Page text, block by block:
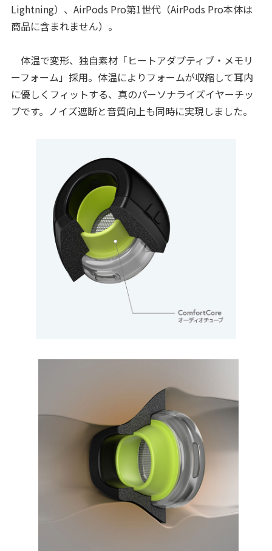
Lightning）、AirPods Pro第1世代（AirPods Pro本体は
商品に含まれません）。
体温で変形、独自素材「ヒートアダプティブ・メモリ
ーフォーム」採用。体温によりフォームが収縮して耳内
に優しくフィットする、真のパーソナライズイヤーチッ
プです。ノイズ遮断と音質向上も同時に実現しました。